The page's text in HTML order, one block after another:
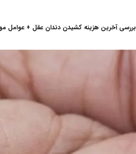
بررسی آخرین هزینه کشیدن دندان عقل + عوامل